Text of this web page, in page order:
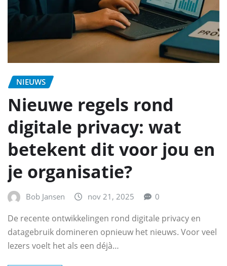
NIEUWS
Nieuwe regels rond
digitale privacy: wat
betekent dit voor jou en
je organisatie?
Bob Jansen nov 21, 2025 0
De recente ontwikkelingen rond digitale privacy en
datagebruik domineren opnieuw het nieuws. Voor veel
lezers voelt het als een déjà…